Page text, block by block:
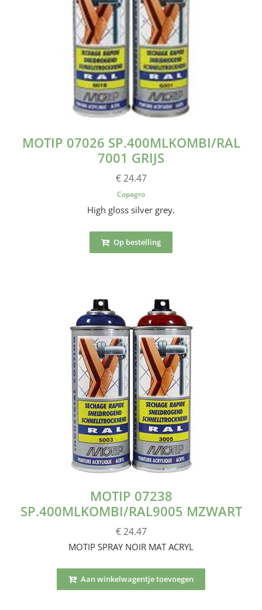
MOTIP 07026 SP.400MLKOMBI/RAL
7001 GRIJS
€ 24.47
Copagro
High gloss silver grey.
Op bestelling
MOTIP 07238
SP.400MLKOMBI/RAL9005 MZWART
€ 24.47
MOTIP SPRAY NOIR MAT ACRYL
Aan winkelwagentje toevoegen